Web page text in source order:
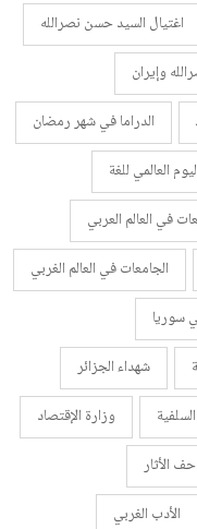
اغتيال السيد حسن نصرالله
وإيران
الدراما في شهر رمضان
العالمي للغة
في العالم العربي
الجامعات في العالم الغربي
سوريا
شهداء الجزائر
وزارة الإقتصاد
الأثار
الأدب الغربي